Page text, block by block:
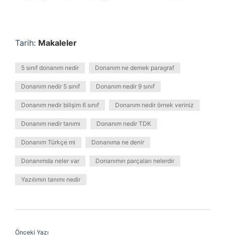
Tarih: Makaleler
5 sınıf donanım nedir Donanım ne demek paragraf
Donanım nedir 5 sınıf Donanım nedir 9 sınıf
Donanım nedir bilişim 6 sınıf Donanım nedir örnek veriniz
Donanım nedir tanımı Donanım nedir TDK
Donanım Türkçe mi Donanıma ne denir
Donanımda neler var Donanımın parçaları nelerdir
Yazılımın tanımı nedir
Önceki Yazı